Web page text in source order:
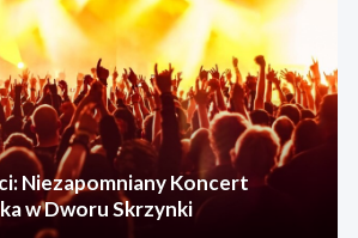
Niezapomniany Koncert
w Dworu Skrzynki